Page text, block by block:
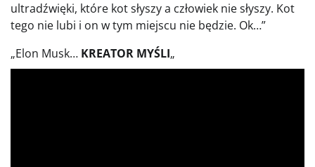
ultradźwięki, które kot słyszy a człowiek nie słyszy. Kot
tego nie lubi i on w tym miejscu nie będzie. Ok…”
„Elon Musk… KREATOR MYŚLI„